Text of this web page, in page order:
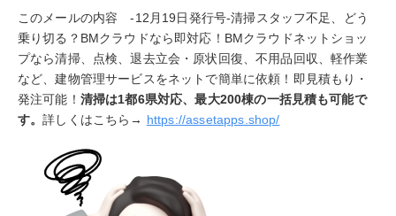
このメールの内容 ‐12月19日発行号‐清掃スタッフ不足、どう
乗り切る？BMクラウドなら即対応！BMクラウドネットショッ
プなら清掃、点検、退去立会・原状回復、不用品回収、軽作業
など、建物管理サービスをネットで簡単に依頼！即見積もり・
発注可能！ 清掃は1都6県対応、最大200棟の一括見積も可能で
す。詳しくはこちら→ https://assetapps.shop/